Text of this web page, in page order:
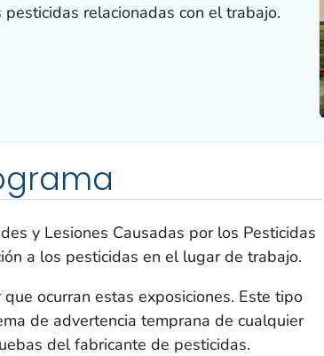
relacionadas con el trabajo.
y Lesiones Causadas por los Pesticidas
a los pesticidas en el lugar de trabajo.
ocurran estas exposiciones. Este tipo
de advertencia temprana de cualquier
del fabricante de pesticidas.